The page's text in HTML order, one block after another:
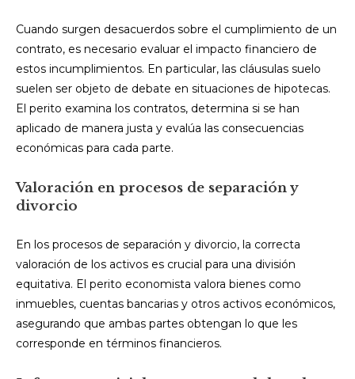
Cuando surgen desacuerdos sobre el cumplimiento de un
contrato, es necesario evaluar el impacto financiero de
estos incumplimientos. En particular, las cláusulas suelo
suelen ser objeto de debate en situaciones de hipotecas.
El perito examina los contratos, determina si se han
aplicado de manera justa y evalúa las consecuencias
económicas para cada parte.
Valoración en procesos de separación y
divorcio
En los procesos de separación y divorcio, la correcta
valoración de los activos es crucial para una división
equitativa. El perito economista valora bienes como
inmuebles, cuentas bancarias y otros activos económicos,
asegurando que ambas partes obtengan lo que les
corresponde en términos financieros.